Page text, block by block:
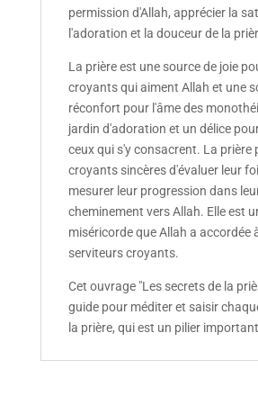
permission d'Allah, apprécier la
l'adoration et la douceur de la
La prière est une source de joie
croyants qui aiment Allah et une
réconfort pour l'âme des
jardin d'adoration et un délice
ceux qui s'y consacrent. La prière
croyants sincères d'évaluer leur
mesurer leur progression dans
cheminement vers Allah. Elle est
miséricorde que Allah a accordée
serviteurs croyants.
Cet ouvrage "Les secrets de la
guide pour méditer et saisir
la prière, qui est un pilier